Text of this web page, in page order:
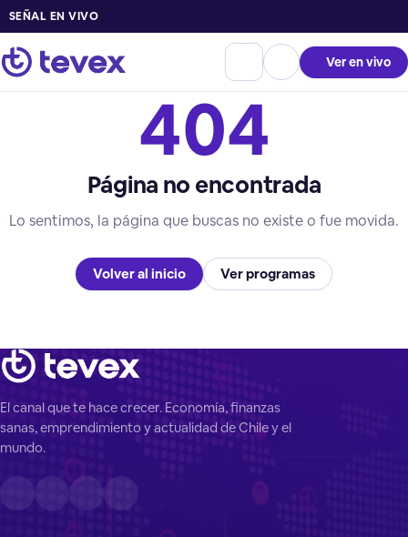
SEÑAL EN VIVO
Ver en vivo
404
Página no encontrada
Lo sentimos, la página que buscas no existe o fue movida.
Volver al inicio Ver programas
El canal que te hace crecer. Economía, finanzas
sanas, emprendimiento y actualidad de Chile y el
mundo.